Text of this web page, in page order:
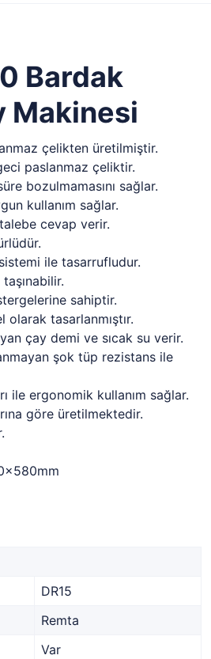
Bardak
Makinesi
çelikten üretilmiştir.
paslanmaz çeliktir.
bozulmamasını sağlar.
kullanım sağlar.
cevap verir.
ile tasarrufludur.
taşınabilir.
sahiptir.
olarak tasarlanmıştır.
çay demi ve sıcak su verir.
şok tüp rezistans ile
ile ergonomik kullanım sağlar.
göre üretilmektedir.
DR15
Remta
Var